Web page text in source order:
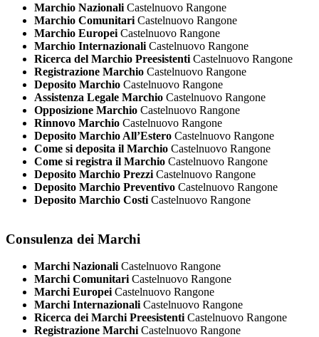
Marchio Nazionali Castelnuovo Rangone
Marchio Comunitari Castelnuovo Rangone
Marchio Europei Castelnuovo Rangone
Marchio Internazionali Castelnuovo Rangone
Ricerca del Marchio Preesistenti Castelnuovo Rangone
Registrazione Marchio Castelnuovo Rangone
Deposito Marchio Castelnuovo Rangone
Assistenza Legale Marchio Castelnuovo Rangone
Opposizione Marchio Castelnuovo Rangone
Rinnovo Marchio Castelnuovo Rangone
Deposito Marchio All’Estero Castelnuovo Rangone
Come si deposita il Marchio Castelnuovo Rangone
Come si registra il Marchio Castelnuovo Rangone
Deposito Marchio Prezzi Castelnuovo Rangone
Deposito Marchio Preventivo Castelnuovo Rangone
Deposito Marchio Costi Castelnuovo Rangone
Consulenza dei Marchi
Marchi Nazionali Castelnuovo Rangone
Marchi Comunitari Castelnuovo Rangone
Marchi Europei Castelnuovo Rangone
Marchi Internazionali Castelnuovo Rangone
Ricerca dei Marchi Preesistenti Castelnuovo Rangone
Registrazione Marchi Castelnuovo Rangone